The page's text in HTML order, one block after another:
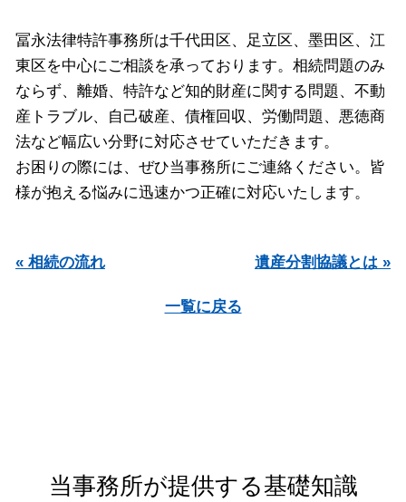
冨永法律特許事務所は千代田区、足立区、墨田区、江
東区を中心にご相談を承っております。相続問題のみ
ならず、離婚、特許など知的財産に関する問題、不動
産トラブル、自己破産、債権回収、労働問題、悪徳商
法など幅広い分野に対応させていただきます。
お困りの際には、ぜひ当事務所にご連絡ください。皆
様が抱える悩みに迅速かつ正確に対応いたします。
« 相続の流れ 遺産分割協議とは »
一覧に戻る
当事務所が提供する基礎知識